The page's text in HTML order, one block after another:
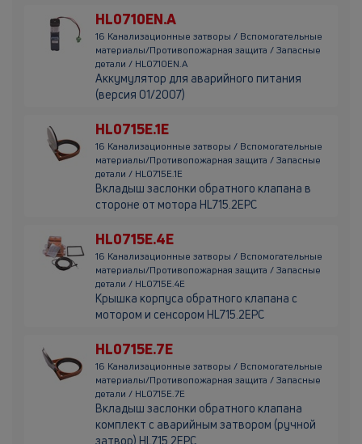
HL0710EN.A
16 Канализационные затворы / Вспомогательные
материалы/Противопожарная защита / Запасные
детали / HL0710EN.A
Аккумулятор для аварийного питания
(версия 01/2007)
HL0715E.1E
16 Канализационные затворы / Вспомогательные
материалы/Противопожарная защита / Запасные
детали / HL0715E.1E
Вкладыш заслонки обратного клапана в
стороне от мотора HL715.2EPC
HL0715E.4E
16 Канализационные затворы / Вспомогательные
материалы/Противопожарная защита / Запасные
детали / HL0715E.4E
Крышка корпуса обратного клапана с
мотором и сенсором HL715.2EPC
HL0715E.7E
16 Канализационные затворы / Вспомогательные
материалы/Противопожарная защита / Запасные
детали / HL0715E.7E
Вкладыш заслонки обратного клапана
комплект с аварийным затвором (ручной
затвор) HL715.2EPC